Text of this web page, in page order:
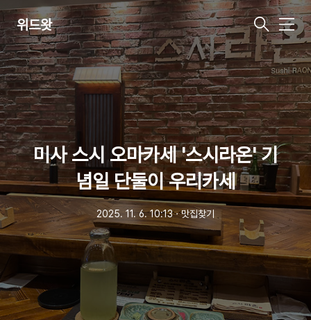
위드왓
메
뉴
미사 스시 오마카세 '스시라온' 기
념일 단둘이 우리카세
2025. 11. 6. 10:13ㆍ맛집찾기